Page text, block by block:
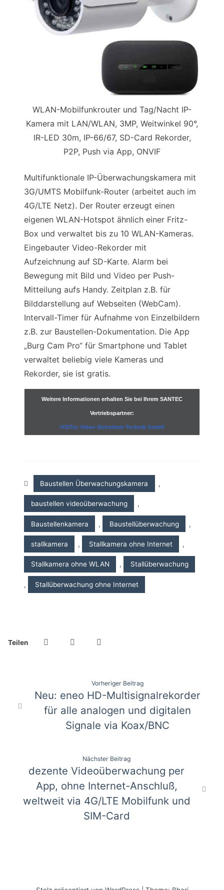
WLAN-Mobilfunkrouter und Tag/Nacht IP-
Kamera mit LAN/WLAN, 3MP, Weitwinkel 90°,
IR-LED 30m, IP-66/67, SD-Card Rekorder,
P2P, Push via App, ONVIF
Multifunktionale IP-Überwachungskamera mit
3G/UMTS Mobilfunk-Router (arbeitet auch im
4G/LTE Netz). Der Router erzeugt einen
eigenen WLAN-Hotspot ähnlich einer Fritz-
Box und verwaltet bis zu 10 WLAN-Kameras.
Eingebauter Video-Rekorder mit
Aufzeichnung auf SD-Karte. Alarm bei
Bewegung mit Bild und Video per Push-
Mitteilung aufs Handy. Zeitplan z.B. für
Bilddarstellung auf Webseiten (WebCam).
Intervall-Timer für Aufnahme von Einzelbildern
z.B. zur Baustellen-Dokumentation. Die App
„Burg Cam Pro“ für Smartphone und Tablet
verwaltet beliebig viele Kameras und
Rekorder, sie ist gratis.
Weitere Informationen erhalten Sie bei Ihrem SANTEC
Vertriebspartner:
ViSiTec Video-Sicherheit-Technik GmbH
Baustellen Überwachungskamera ,
baustellen videoüberwachung ,
Baustellenkamera , Baustellüberwachung ,
stallkamera , Stallkamera ohne Internet ,
Stallkamera ohne WLAN , Stallüberwachung
, Stallüberwachung ohne Internet
Teilen
Beitragsnavigation
Vorheriger Beitrag
Neu: eneo HD-Multisignalrekorder
für alle analogen und digitalen
Signale via Koax/BNC
Nächster Beitrag
dezente Videoüberwachung per
App, ohne Internet-Anschluß,
weltweit via 4G/LTE Mobilfunk und
SIM-Card